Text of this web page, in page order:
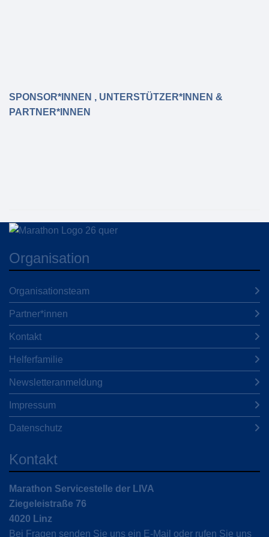
SPONSOR*INNEN , UNTERSTÜTZER*INNEN &
PARTNER*INNEN
Organisation
Organisationsteam
Partner*innen
Kontakt
Helferfamilie
Newsletteranmeldung
Impressum
Datenschutz
Kontakt
Marathon Servicestelle der LIVA
Ziegeleistraße 76
4020 Linz
Bei Fragen senden Sie uns ein E-Mail oder rufen Sie uns